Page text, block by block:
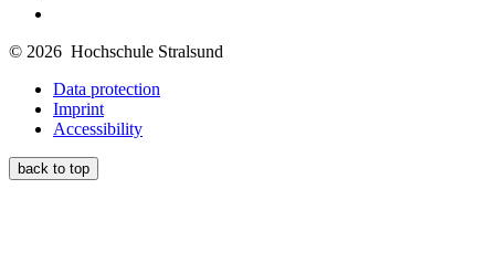
© 2026 Hochschule Stralsund
Data protection
Imprint
Accessibility
back to top